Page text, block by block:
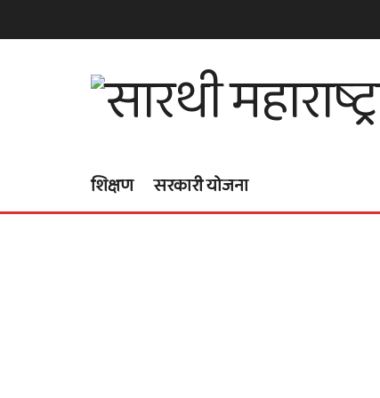
शिक्षण सरकारी योजना